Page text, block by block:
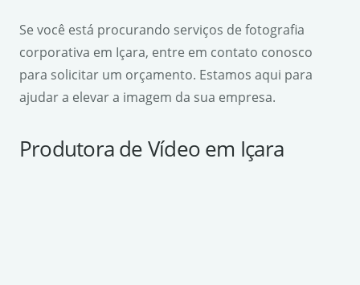
Se você está procurando serviços de fotografia
corporativa em Içara, entre em contato conosco
para solicitar um orçamento. Estamos aqui para
ajudar a elevar a imagem da sua empresa.
Produtora de Vídeo em Içara